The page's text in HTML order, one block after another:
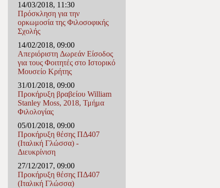
14/03/2018, 11:30
Πρόσκληση για την
ορκωμοσία της Φιλoσοφικής
Σχολής
14/02/2018, 09:00
Απεριόριστη Δωρεάν Είσοδος
για τους Φοιτητές στο Ιστορικό
Μουσείο Κρήτης
31/01/2018, 09:00
Προκήρυξη βραβείου William
Stanley Moss, 2018, Τμήμα
Φιλολογίας
05/01/2018, 09:00
Προκήρυξη θέσης ΠΔ407
(Ιταλική Γλώσσα) -
Διευκρίνιση
27/12/2017, 09:00
Προκήρυξη θέσης ΠΔ407
(Ιταλική Γλώσσα)